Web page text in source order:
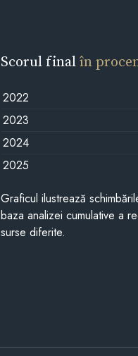
Scorul finalîn
2022
2023
2024
2025
Graficul ilustrează
baza analizei cumulative a
surse diferite.